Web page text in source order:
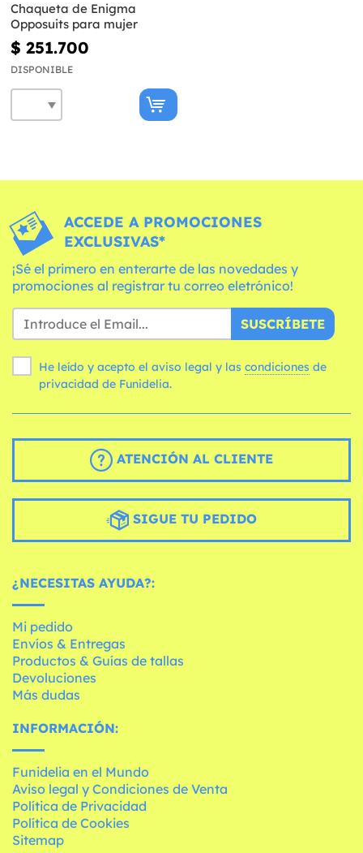
Chaqueta de Enigma
Opposuits para mujer
$ 251.700
DISPONIBLE
ACCEDE A PROMOCIONES
EXCLUSIVAS*
¡Sé el primero en enterarte de las novedades y
promociones al registrar tu correo eletrónico!
SUSCRÍBETE
He leído y acepto el aviso legal y las condiciones
privacidad de Funidelia.
ATENCIÓN AL CLIENTE
SIGUE TU PEDIDO
¿NECESITAS AYUDA?:
Mi pedido
Envíos & Entregas
Productos & Guías de tallas
Devoluciones
Más dudas
INFORMACIÓN:
Funidelia en el Mundo
Aviso legal y Condiciones de Venta
Política de Privacidad
Política de Cookies
Sitemap